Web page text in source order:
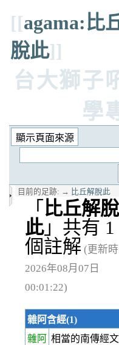
[[agama:比
脫此]]
台大獅子
學
目前的足跡: → 比丘解脫此
「 比丘解脫
此」共有 1
個註解 (更新時
2026年08月07日
00:01:22)
雜阿含經(1)
雜阿 相當的南傳經